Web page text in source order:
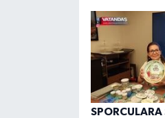
SPORCULARA